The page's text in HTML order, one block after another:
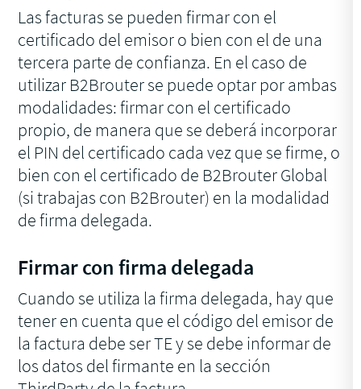
Las facturas se pueden firmar con el
certificado del emisor o bien con el de una
tercera parte de confianza. En el caso de
utilizar B2Brouter se puede optar por ambas
modalidades: firmar con el certificado
propio, de manera que se deberá incorporar
el PIN del certificado cada vez que se firme, o
bien con el certificado de B2Brouter Global
(si trabajas con B2Brouter) en la modalidad
de firma delegada.
Firmar con firma delegada
Cuando se utiliza la firma delegada, hay que
tener en cuenta que el código del emisor de
la factura debe ser TE y se debe informar de
los datos del firmante en la sección